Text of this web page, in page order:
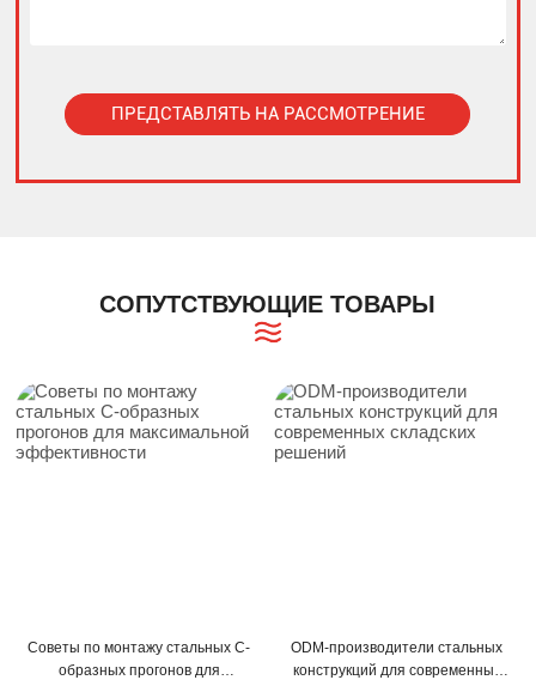
ПРЕДСТАВЛЯТЬ НА РАССМОТРЕНИЕ
СОПУТСТВУЮЩИЕ ТОВАРЫ
Советы по монтажу стальных С-
образных прогонов для
ODM-производители стальных
конструкций для современных